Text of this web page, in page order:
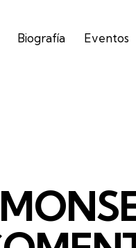
Biografía Eventos